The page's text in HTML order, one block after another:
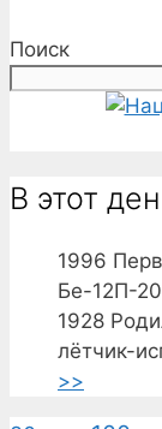
Поиск
В этот
1996
Бе-12П-
1928
лётчик-
>>